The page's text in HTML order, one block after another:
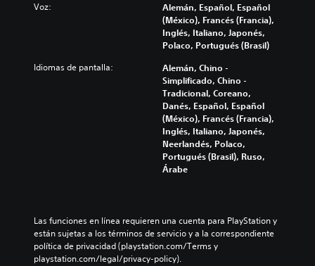
Voz:
Alemán, Español, Español
(México), Francés (Francia),
Inglés, Italiano, Japonés,
Polaco, Portugués (Brasil)
Idiomas de pantalla:
Alemán, Chino -
Simplificado, Chino -
Tradicional, Coreano,
Danés, Español, Español
(México), Francés (Francia),
Inglés, Italiano, Japonés,
Neerlandés, Polaco,
Portugués (Brasil), Ruso,
Árabe
Las funciones en línea requieren una cuenta para PlayStation y
están sujetas a los términos de servicio y a la correspondiente
política de privacidad (playstation.com/Terms y
playstation.com/legal/privacy-policy).